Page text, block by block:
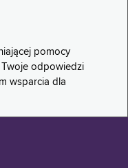
pomocy
Twoje odpowiedzi
wsparcia dla